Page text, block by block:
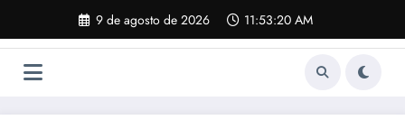
o
9 de agosto de 2026 11:53:21 AM